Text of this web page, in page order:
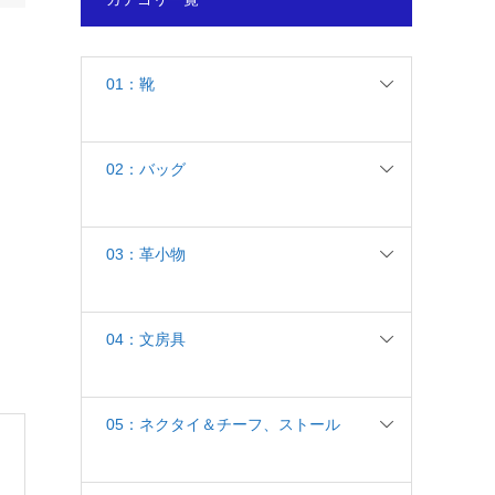
01：靴
02：バッグ
03：革小物
04：文房具
05：ネクタイ＆チーフ、ストール